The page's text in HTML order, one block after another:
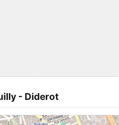
- Diderot